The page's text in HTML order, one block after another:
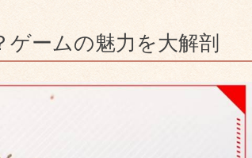
ゲームの魅力を大解剖